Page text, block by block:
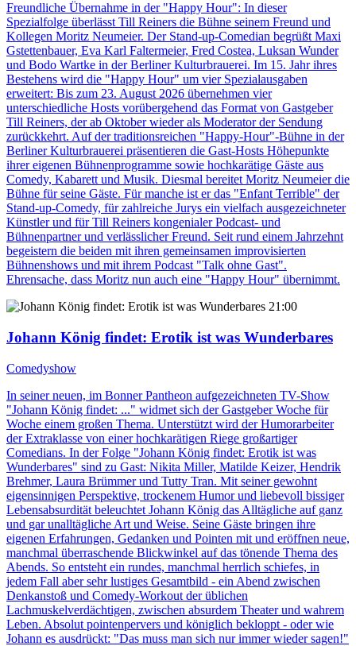
Freundliche Übernahme in der "Happy Hour": In dieser
Spezialfolge überlässt Till Reiners die Bühne seinem Freund und
Kollegen Moritz Neumeier. Der Stand-up-Comedian begrüßt Maxi
Gstettenbauer, Eva Karl Faltermeier, Fred Costea, Luksan Wunder
und Bodo Wartke in der Berliner Kulturbrauerei. Im 15. Jahr ihres
Bestehens wird die "Happy Hour" um vier Spezialausgaben
erweitert: Bis zum 23. August 2026 übernehmen vier
unterschiedliche Hosts vorübergehend das Format von Gastgeber
Till Reiners, der ab Oktober wieder als Moderator der Sendung
zurückkehrt. Auf der traditionsreichen "Happy-Hour"-Bühne in der
Berliner Kulturbrauerei präsentieren die Gast-Hosts Höhepunkte
ihrer eigenen Bühnenprogramme sowie hochkarätige Gäste aus
Comedy, Kabarett und Musik. Diesmal bereitet Moritz Neumeier die
Bühne für seine Gäste. Für manche ist er das "Enfant Terrible" der
Stand-up-Comedy, für zahlreiche Jurys ein vielfach ausgezeichneter
Künstler und für Till Reiners kongenialer Podcast- und
Bühnenpartner und verlässlicher Freund. Seit rund einem Jahrzehnt
begeistern die beiden mit ihren gemeinsamen improvisierten
Bühnenshows und mit ihrem Podcast "Talk ohne Gast".
Ehrensache, dass Moritz nun auch eine "Happy Hour" übernimmt.
21:00
Johann König findet: Erotik ist was Wunderbares
Comedyshow
In seiner neuen, im Bonner Pantheon aufgezeichneten TV-Show
"Johann König findet: ..." widmet sich der Gastgeber Woche für
Woche einem großen Thema. Unterstützt wird der Humorarbeiter
der Extraklasse von einer hochkarätigen Riege großartiger
Comedians. In der Folge "Johann König findet: Erotik ist was
Wunderbares" sind zu Gast: Nikita Miller, Matilde Keizer, Hendrik
Brehmer, Laura Brümmer und Tutty Tran. Mit seiner gewohnt
eigensinnigen Perspektive, trockenem Humor und liebevoll bissiger
Lebensabsurdität beleuchtet Johann König das Alltägliche auf ganz
und gar unalltägliche Art und Weise. Seine Gäste bringen ihre
eigenen Erfahrungen, Gedanken und Pointen mit und eröffnen neue,
manchmal überraschende Blickwinkel auf das tönende Thema des
Abends. So entsteht ein rundes, manchmal herrlich schiefes, in
jedem Fall aber sehr lustiges Gesamtbild - ein Abend zwischen
Denkanstoß und Comedy-Workout der üblichen
Lachmuskelverdächtigen, zwischen absurdem Theater und wahrem
Leben. Absolut pointenpervers und königlich bekloppt - oder wie
Johann es ausdrückt: "Das muss man sich nur immer wieder sagen!"